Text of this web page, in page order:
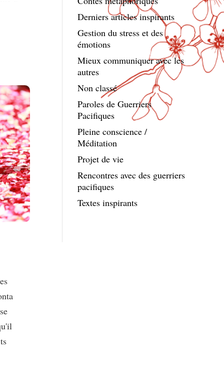
Derniers articles inspirants
Gestion du stress et des
émotions
Mieux communiquer avec les
autres
Non classé
Paroles de Guerriers
Pacifiques
Pleine conscience /
Méditation
Projet de vie
Rencontres avec des guerriers
pacifiques
Textes inspirants